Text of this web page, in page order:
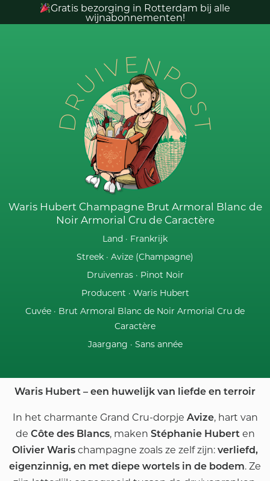
Gratis bezorging in Rotterdam bij alle
wijnabonnementen!
DRUIVENPOST
Waris Hubert Champagne Brut Armoral Blanc de
Noir Armorial Cru de Caractère
Land · Frankrijk
Streek · Avize (Champagne)
Druivenras · Pinot Noir
Producent · Waris Hubert
Cuvée · Brut Armoral Blanc de Noir Armorial Cru de
Caractère
Jaargang · Sans année
Waris Hubert – een huwelijk van liefde en terroir
In het charmante Grand Cru-dorpje Avize, hart van
de Côte des Blancs, maken Stéphanie Hubert en
Olivier Waris champagne zoals ze zelf zijn: verliefd,
eigenzinnig, en met diepe wortels in de bodem. Ze